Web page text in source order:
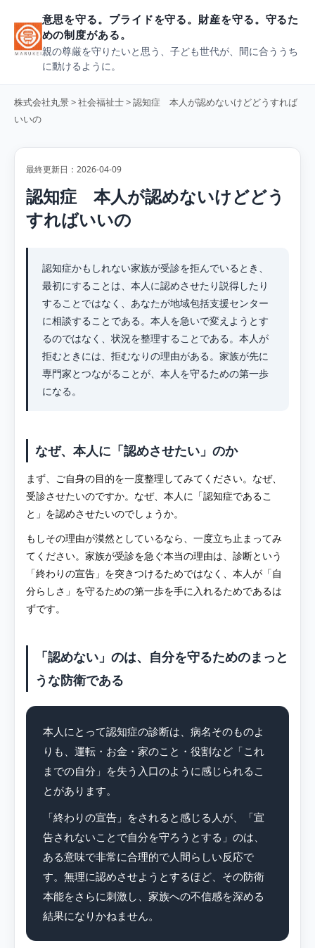
意思を守る。プライドを守る。財産を守る。守るた
めの制度がある。
親の尊厳を守りたいと思う、子ども世代が、間に合ううち
に動けるように。
株式会社丸景>社会福祉士> 認知症 本人が認めないけどどうすれば
いいの
最終更新日：2026-04-09
認知症 本人が認めないけどどう
すればいいの
認知症かもしれない家族が受診を拒んでいるとき、
最初にすることは、本人に認めさせたり説得したり
することではなく、あなたが地域包括支援センター
に相談することである。本人を急いで変えようとす
るのではなく、状況を整理することである。本人が
拒むときには、拒むなりの理由がある。家族が先に
専門家とつながることが、本人を守るための第一歩
になる。
なぜ、本人に「認めさせたい」のか
まず、ご自身の目的を一度整理してみてください。なぜ、
受診させたいのですか。なぜ、本人に「認知症であるこ
と」を認めさせたいのでしょうか。
もしその理由が漠然としているなら、一度立ち止まってみ
てください。家族が受診を急ぐ本当の理由は、診断という
「終わりの宣告」を突きつけるためではなく、本人が「自
分らしさ」を守るための第一歩を手に入れるためであるは
ずです。
「認めない」のは、自分を守るためのまっと
うな防衛である
本人にとって認知症の診断は、病名そのものよ
りも、運転・お金・家のこと・役割など「これ
までの自分」を失う入口のように感じられるこ
とがあります。
「終わりの宣告」をされると感じる人が、「宣
告されないことで自分を守ろうとする」のは、
ある意味で非常に合理的で人間らしい反応で
す。無理に認めさせようとするほど、その防衛
本能をさらに刺激し、家族への不信感を深める
結果になりかねません。